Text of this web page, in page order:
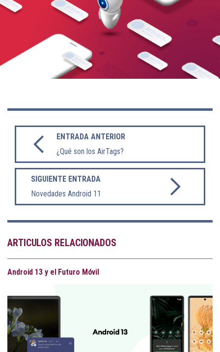
ENTRADA ANTERIOR
¿Qué son los AirTags?
SIGUIENTE ENTRADA
Novedades Android 11
ARTICULOS RELACIONADOS
Android 13 y el Futuro Móvil